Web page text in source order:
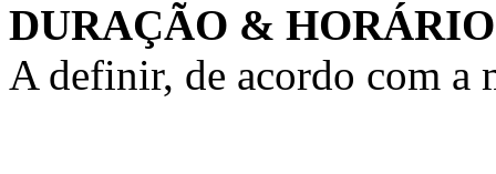
DURAÇÃO & HORÁRIO
A definir, de acordo com a